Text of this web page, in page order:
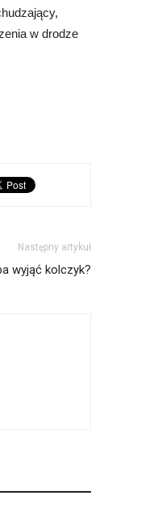
w drodze
Następny artykuł
wyjąć kolczyk?